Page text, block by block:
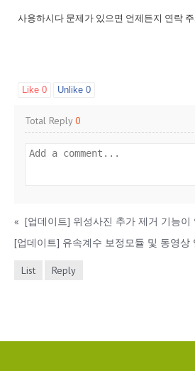
사용하시다 문제가 있으면 언제든지 연락
Like 0 Unlike 0
Total Reply0
« [업데이트] 위성사진 추가 제거 기능
[업데이트] 유속계수 보정모듈 및 동영상
List Reply